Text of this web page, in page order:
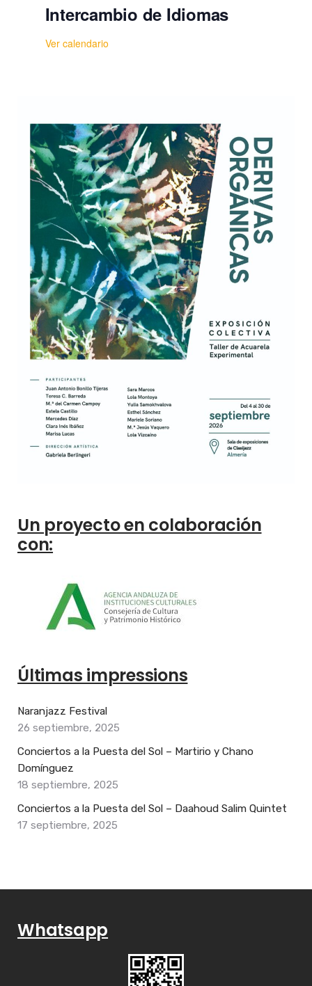
Intercambio de Idiomas
Ver calendario
Un proyecto en colaboración
con:
Últimas impressions
Naranjazz Festival
26 septiembre, 2025
Conciertos a la Puesta del Sol – Martirio y Chano
Domínguez
18 septiembre, 2025
Conciertos a la Puesta del Sol – Daahoud Salim Quintet
17 septiembre, 2025
Whatsapp